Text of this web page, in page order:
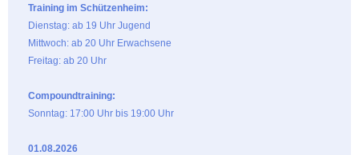
Training im Schützenheim:
Dienstag: ab 19 Uhr Jugend
Mittwoch: ab 20 Uhr Erwachsene
Freitag: ab 20 Uhr
Compoundtraining:
Sonntag: 17:00 Uhr bis 19:00 Uhr
01.08.2026